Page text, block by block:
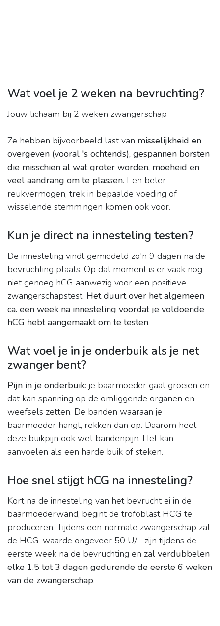
Wat voel je 2 weken na bevruchting?
Jouw lichaam bij 2 weken zwangerschap
Ze hebben bijvoorbeeld last van misselijkheid en
overgeven (vooral 's ochtends), gespannen borsten
die misschien al wat groter worden, moeheid en
veel aandrang om te plassen. Een beter
reukvermogen, trek in bepaalde voeding of
wisselende stemmingen komen ook voor.
Kun je direct na innesteling testen?
De innesteling vindt gemiddeld zo'n 9 dagen na de
bevruchting plaats. Op dat moment is er vaak nog
niet genoeg hCG aanwezig voor een positieve
zwangerschapstest. Het duurt over het algemeen
ca. een week na innesteling voordat je voldoende
hCG hebt aangemaakt om te testen.
Wat voel je in je onderbuik als je net
zwanger bent?
Pijn in je onderbuik: je baarmoeder gaat groeien en
dat kan spanning op de omliggende organen en
weefsels zetten. De banden waaraan je
baarmoeder hangt, rekken dan op. Daarom heet
deze buikpijn ook wel bandenpijn. Het kan
aanvoelen als een harde buik of steken.
Hoe snel stijgt hCG na innesteling?
Kort na de innesteling van het bevrucht ei in de
baarmoederwand, begint de trofoblast HCG te
produceren. Tijdens een normale zwangerschap zal
de HCG-waarde ongeveer 50 U/L zijn tijdens de
eerste week na de bevruchting en zal verdubbelen
elke 1.5 tot 3 dagen gedurende de eerste 6 weken
van de zwangerschap.